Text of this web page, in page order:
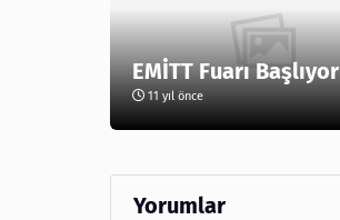
EMİTT Fuarı Başlıyor
11 yıl önce
Yorumlar